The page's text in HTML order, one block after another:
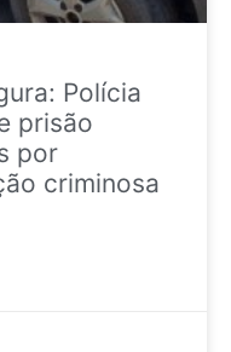
Polícia
prisão
por
criminosa